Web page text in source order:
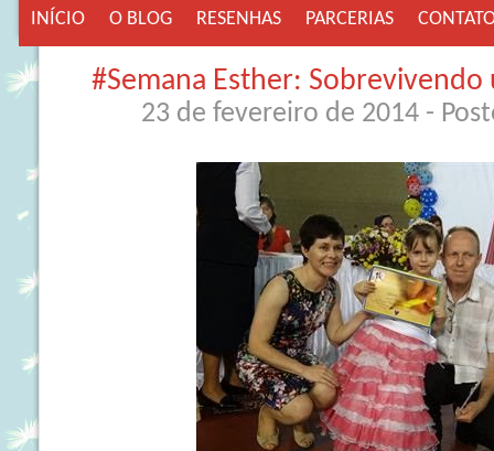
INÍCIO O BLOG RESENHAS PARCERIAS
#Semana Esther:
23 de fevereiro de 2014 -